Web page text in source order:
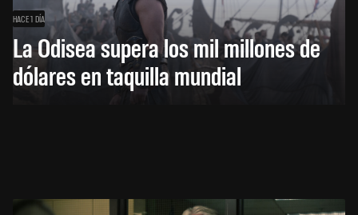
HACE 1 DÍA
La Odisea supera los mil millones de
dólares en taquilla mundial